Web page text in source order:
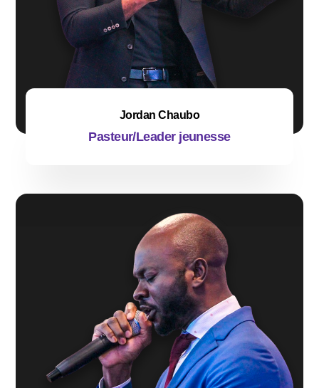
Jordan Chaubo
Pasteur/Leader jeunesse